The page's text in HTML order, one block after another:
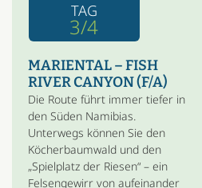
TAG
3/4
MARIENTAL – FISH
RIVER CANYON (F/A)
Die Route führt immer tiefer in
den Süden Namibias.
Unterwegs können Sie den
Köcherbaumwald und den
„Spielplatz der Riesen“ – ein
Felsengewirr von aufeinander